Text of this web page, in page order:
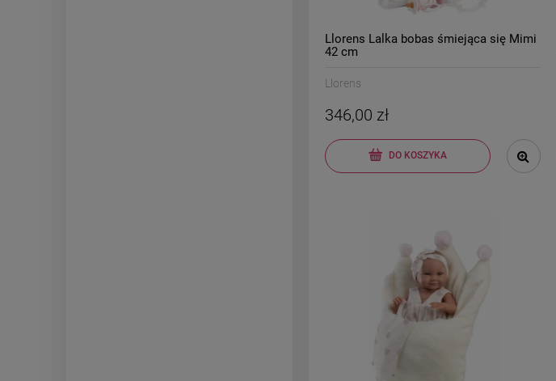
Llorens Lalka bobas śmiejąca się Mimi
42 cm
Llorens
346,00 zł
DO KOSZYKA